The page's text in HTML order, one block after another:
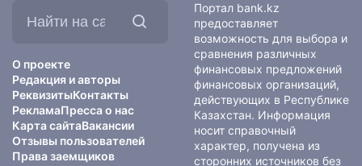
О проекте
Редакция и авторы
РеквизитыКонтакты
РекламаПресса о нас
Карта сайтаВакансии
Отзывы пользователей
Права заемщиков
Портал bank.kz
предоставляет
возможность для выбора и
сравнения различных
финансовых предложений
финансовых организаций,
действующих в Республике
Казахстан. Информация
носит справочный
характер, получена из
сторонних источников без